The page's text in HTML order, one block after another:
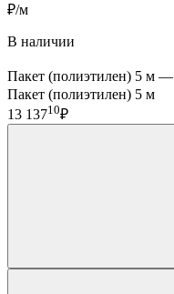
₽/м
В наличии
Пакет (полиэтилен) 5 м —
Пакет (полиэтилен) 5 м
13 13710₽